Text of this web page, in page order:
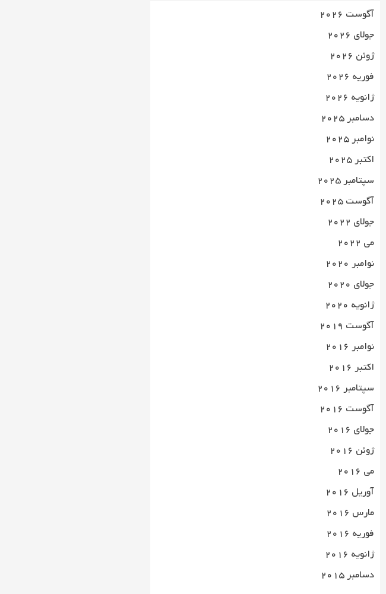
آگوست 2026
جولای 2026
ژوئن 2026
فوریه 2026
ژانویه 2026
دسامبر 2025
نوامبر 2025
اکتبر 2025
سپتامبر 2025
آگوست 2025
جولای 2022
می 2022
نوامبر 2020
جولای 2020
ژانویه 2020
آگوست 2019
نوامبر 2016
اکتبر 2016
سپتامبر 2016
آگوست 2016
جولای 2016
ژوئن 2016
می 2016
آوریل 2016
مارس 2016
فوریه 2016
ژانویه 2016
دسامبر 2015